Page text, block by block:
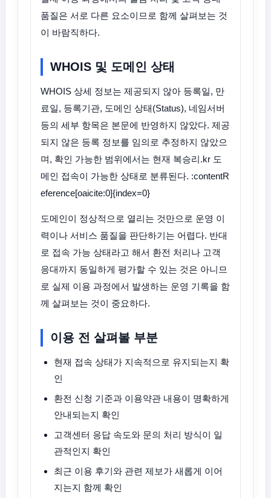
품질은 서로 다른 요소이므로 함께 살펴보는 것
이 바람직하다.
WHOIS 및 도메인 상태
WHOIS 상세 정보는 제공되지 않아 등록일, 만
료일, 등록기관, 도메인 상태(Status), 네임서버
등의 세부 항목은 본문에 반영하지 않았다. 제공
되지 않은 등록 정보를 임의로 추정하지 않았으
며, 확인 가능한 범위에서는 현재 복승리.kr 도
메인 접속이 가능한 상태로 분류된다. :contentR
eference[oaicite:0]{index=0}
도메인이 정상적으로 열리는 것만으로 운영 이
력이나 서비스 품질을 판단하기는 어렵다. 반대
로 접속 가능 상태라고 해서 환전 처리나 고객
응대까지 동일하게 평가할 수 있는 것은 아니므
로 실제 이용 과정에서 발생하는 운영 기록을 함
께 살펴보는 것이 중요하다.
이용 전 살펴볼 부분
현재 접속 상태가 지속적으로 유지되는지 확
인
환전 신청 기준과 이용약관 내용이 명확하게
안내되는지 확인
고객센터 응답 속도와 문의 처리 방식이 일
관적인지 확인
최근 이용 후기와 관련 제보가 새롭게 이어
지는지 함께 확인